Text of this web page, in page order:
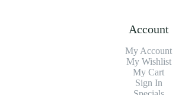
Account
My Account
My Wishlist
My Cart
Sign In